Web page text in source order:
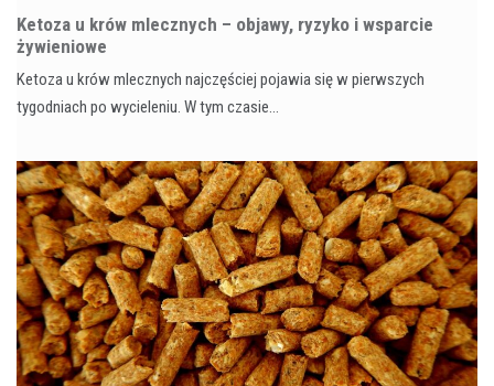
Ketoza u krów mlecznych – objawy, ryzyko i wsparcie
żywieniowe
Ketoza u krów mlecznych najczęściej pojawia się w pierwszych
tygodniach po wycieleniu. W tym czasie…